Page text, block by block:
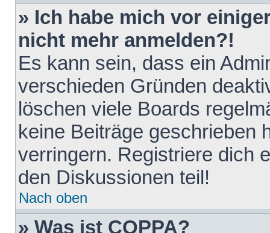
» Ich habe mich vor
nicht mehr anmelden?!
Es kann sein, dass ein
verschieden Gründen
löschen viele Boards
keine Beiträge geschrieben
verringern. Registriere dich
den Diskussionen teil!
Nach oben
» Was ist COPPA?